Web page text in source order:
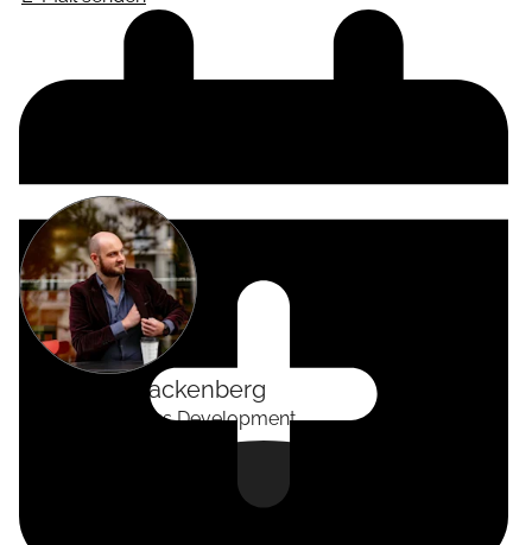
Tackenberg
Head of Business Development